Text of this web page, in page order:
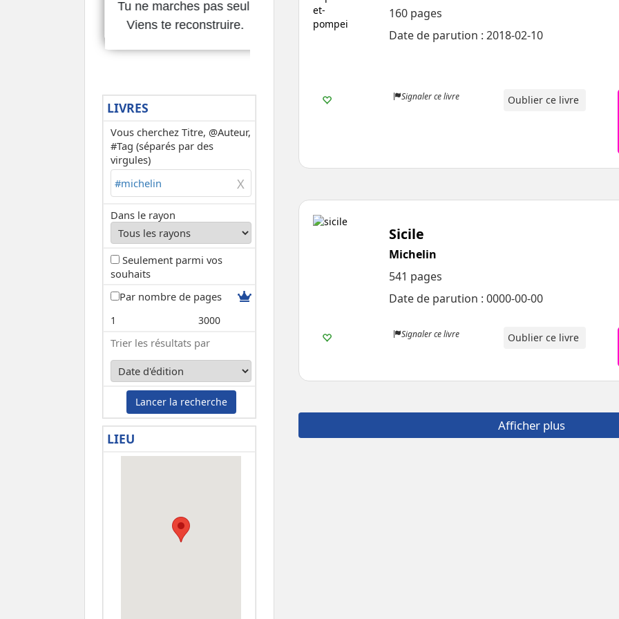
LIVRES
Vous cherchez Titre, @Auteur,
#Tag (séparés par des
virgules)
Dans le rayon
Seulement parmi vos
souhaits
Par nombre de pages
1 3000
Trier les résultats par
Lancer la recherche
LIEU
160 pages
Date de parution : 2018-02-10
Signaler ce livre Oublier ce livre
Sicile
Michelin
541 pages
Date de parution : 0000-00-00
Signaler ce livre Oublier ce livre
Afficher plus